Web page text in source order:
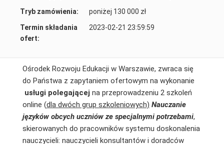
Tryb zamówienia:
poniżej 130 000 zł
Termin składania
ofert:
2023-02-21 23:59:59
Ośrodek Rozwoju Edukacji w Warszawie, zwraca się
do Państwa z zapytaniem ofertowym na wykonanie
usługi polegającej na przeprowadzeniu 2 szkoleń
online (dla dwóch grup szkoleniowych) Nauczanie
języków obcych uczniów ze specjalnymi potrzebami,
skierowanych do pracowników systemu doskonalenia
nauczycieli: nauczycieli konsultantów i doradców